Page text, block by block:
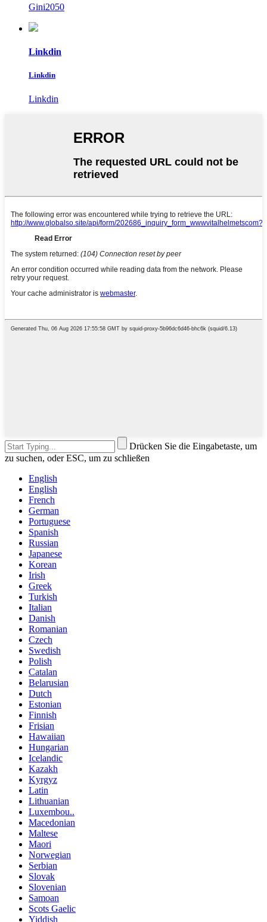
Gini2050
Linkdin
Linkdin
Linkdin
Drücken Sie die Eingabetaste, um
zu suchen, oder ESC, um zu schließen
English
English
French
German
Portuguese
Spanish
Russian
Japanese
Korean
Irish
Greek
Turkish
Italian
Danish
Romanian
Czech
Swedish
Polish
Catalan
Belarusian
Dutch
Estonian
Finnish
Frisian
Hawaiian
Hungarian
Icelandic
Kazakh
Kyrgyz
Latin
Lithuanian
Luxembou..
Macedonian
Maltese
Maori
Norwegian
Serbian
Slovak
Slovenian
Samoan
Scots Gaelic
Yiddish